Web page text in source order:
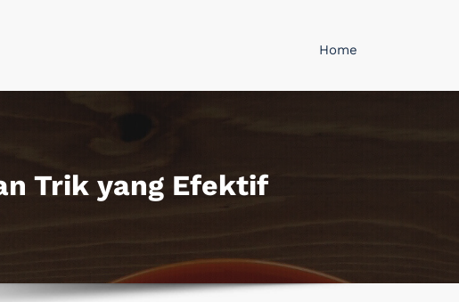
Home
Trik yang Efektif